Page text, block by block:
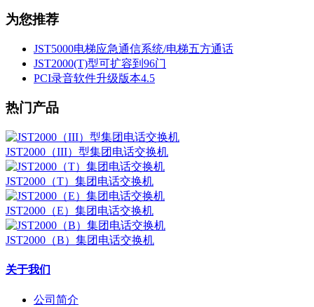
为您推荐
JST5000电梯应急通信系统/电梯五方通话
JST2000(T)型可扩容到96门
PCI录音软件升级版本4.5
热门产品
JST2000（III）型集团电话交换机
JST2000（T）集团电话交换机
JST2000（E）集团电话交换机
JST2000（B）集团电话交换机
关于我们
公司简介